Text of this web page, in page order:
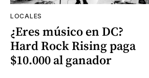
LOCALES
¿Eres músico en DC?
Hard Rock Rising paga
$10.000 al ganador